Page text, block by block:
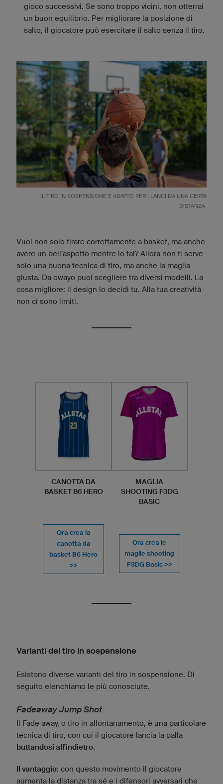
gioco successivi. Se sono troppo vicini, non otterrai
un buon equilibrio. Per migliorare la posizione di
salto, il giocatore può esercitare il salto senza il tiro.
IL TIRO IN SOSPENSIONE È ADATTO PER I LANCI DA UNA CERTA
DISTANZA.
Vuoi non solo tirare correttamente a basket, ma anche
avere un bell’aspetto mentre lo fai? Allora non ti serve
solo una buona tecnica di tiro, ma anche la maglia
giusta. Da owayo puoi scegliere tra diversi modelli. La
cosa migliore: il design lo decidi tu. Alla tua creatività
non ci sono limiti.
CANOTTA DA
BASKET B6 HERO
Ora crea la
canotta da
basket B6 Hero
>>
MAGLIA
SHOOTING F3DG
BASIC
Ora crea le
maglie shooting
F3DG Basic >>
Varianti del tiro in sospensione
Esistono diverse varianti del tiro in sospensione. Di
seguito elenchiamo le più conosciute.
Fadeaway Jump Shot
Il Fade away, o tiro in allontanamento, è una particolare
tecnica di tiro, con cui il giocatore lancia la palla
buttandosi all'indietro.
Il vantaggio: con questo movimento il giocatore
aumenta la distanza tra sé e i difensori avversari che